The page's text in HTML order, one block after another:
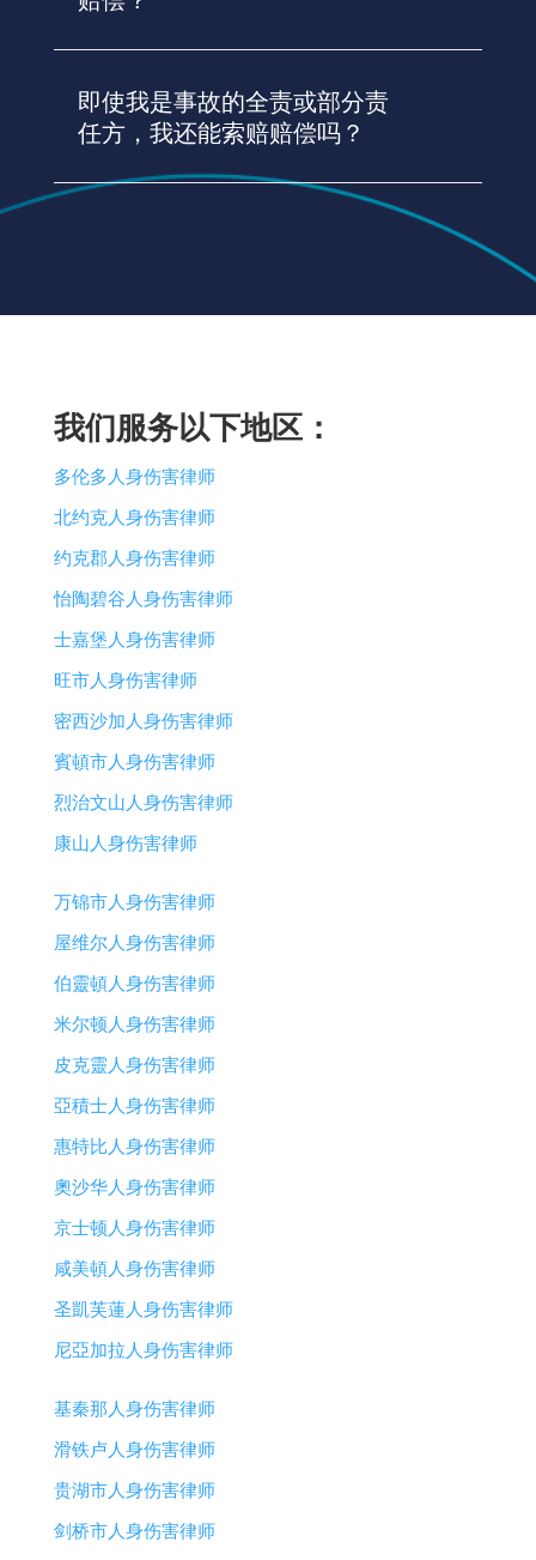
即使我是事故的全责或部分责
任方，我还能索赔赔偿吗？
我们服务以下地区：
多伦多人身伤害律师
北约克人身伤害律师
约克郡人身伤害律师
怡陶碧谷人身伤害律师
士嘉堡人身伤害律师
旺市人身伤害律师
密西沙加人身伤害律师
賓頓市人身伤害律师
烈治文山人身伤害律师
康山人身伤害律师
万锦市人身伤害律师
屋维尔人身伤害律师
伯靈頓人身伤害律师
米尔顿人身伤害律师
皮克靈人身伤害律师
亞積士人身伤害律师
惠特比人身伤害律师
奧沙华人身伤害律师
京士顿人身伤害律师
咸美頓人身伤害律师
圣凱芙蓮人身伤害律师
尼亞加拉人身伤害律师
基秦那人身伤害律师
滑铁卢人身伤害律师
贵湖市人身伤害律师
剑桥市人身伤害律师